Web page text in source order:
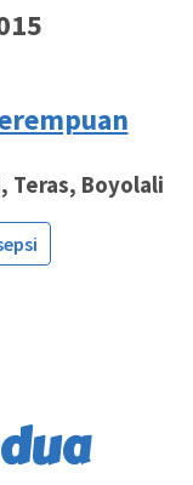
Teras, Boyolali